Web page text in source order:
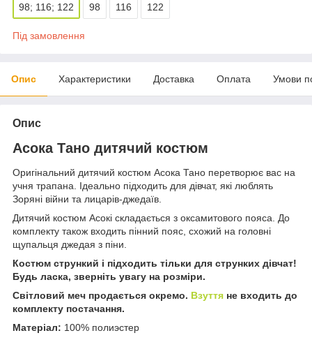
98; 116; 122 98 116 122
Під замовлення
Опис Характеристики Доставка Оплата Умови
Опис
Асока Тано дитячий костюм
Оригінальний дитячий костюм Асока Тано перетворює вас на
учня трапана. Ідеально підходить для дівчат, які люблять
Зоряні війни та лицарів-джедаїв.
Дитячий костюм Асокі складається з оксамитового пояса. До
комплекту також входить пінний пояс, схожий на головні
щупальця джедая з піни.
Костюм стрункий і підходить тільки для струнких дівчат!
Будь ласка, зверніть увагу на розміри.
Світловий меч продається окремо. Взуття не входить до
комплекту постачання.
Матеріал: 100% полиэстер